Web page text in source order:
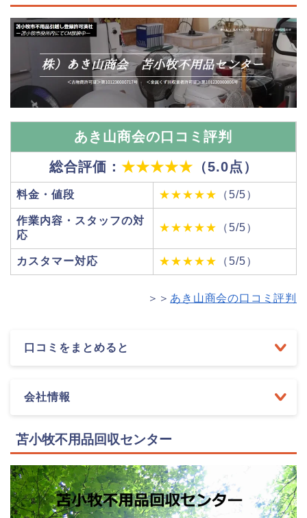
あき山商会の口コミ評判
総合評価： ★★★★★ （5.0点）
料金・値段 ★★★★★ （5/5）
作業内容・スタッフの対
応
★★★★★ （5/5）
カスタマー対応 ★★★★★ （5/5）
＞＞ あき山商会の口コミ評判
口コミをまとめると
会社情報
苫小牧不用品回収センター